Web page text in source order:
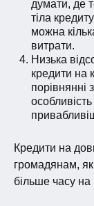
думати, де
тіла
можна
витрати.
Низька
кредити на
порівнянні
Кредити на
громадянам,
більше часу на